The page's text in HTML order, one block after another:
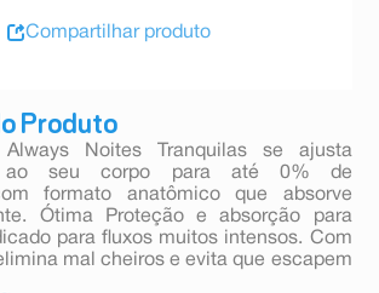
Produto
Always Noites Tranquilas se ajusta
ao seu corpo para até 0% de
formato anatômico que absorve
Ótima Proteção e absorção para
para fluxos muitos intensos. Com
mal cheiros e evita que escapem
Compartilhar produto